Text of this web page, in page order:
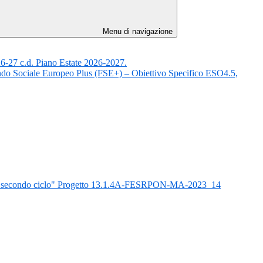
Menu di navigazione
27 c.d. Piano Estate 2026-2027.
Sociale Europeo Plus (FSE+) – Obiettivo Specifico ESO4.5,
ciclo" Progetto 13.1.4A-FESRPON-MA-2023_14